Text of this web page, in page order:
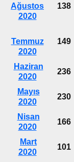
Ağustos
2020
138
Temmuz
2020
149
Haziran
2020
236
Mayıs
2020
230
Nisan
2020
166
Mart
2020
101